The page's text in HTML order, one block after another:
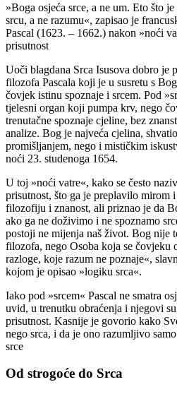
»Boga osjeća srce, a ne um. Eto što
srcu, a ne razumu«, zapisao je
Pascal (1623. – 1662.) nakon »noći
prisutnost
Uoči blagdana Srca Isusova dobro je
filozofa Pascala koji je u susretu s
čovjek istinu spoznaje i srcem. Pod
tjelesni organ koji pumpa krv, nego
trenutačne spoznaje cjeline, bez
analize. Bog je najveća cjelina,
promišljanjem, nego i mističkim
noći 23. studenoga 1654.
U toj »noći vatre«, kako se često
prisutnost, što ga je preplavilo mirom
filozofiju i znanost, ali priznao je da
ako ga ne doživimo i ne spoznamo
postoji ne mijenja naš život. Bog nije
filozofa, nego Osoba koja se čovjeku
razloge, koje razum ne poznaje«,
kojom je opisao »logiku srca«.
Iako pod »srcem« Pascal ne smatra
uvid, u trenutku obraćenja i njegovi
prisutnost. Kasnije je govorio kako
nego srca, i da je ono razumljivo
srce
Od strogoće do Srca